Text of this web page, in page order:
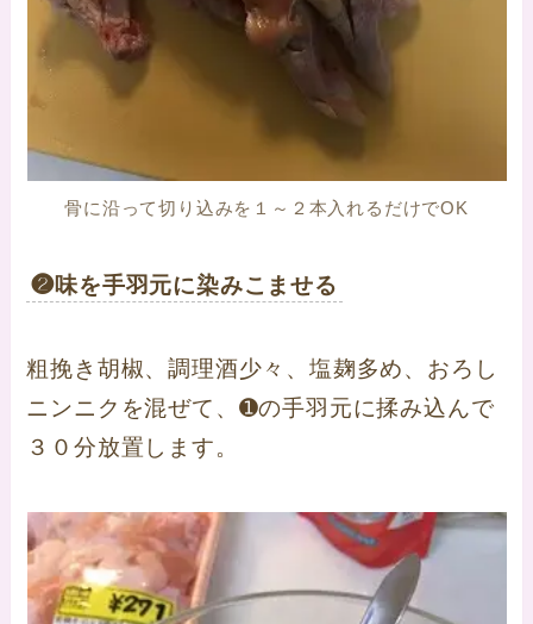
骨に沿って切り込みを１～２本入れるだけでOK
❷味を手羽元に染みこませる
粗挽き胡椒、調理酒少々、塩麹多め、おろし
ニンニクを混ぜて、➊の手羽元に揉み込んで
３０分放置します。